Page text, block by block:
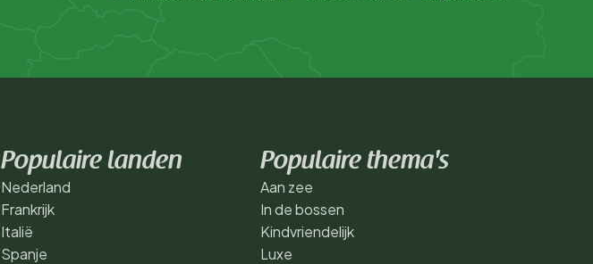
Populaire landen
Nederland
Frankrijk
Italië
Spanje
Populaire thema's
Aan zee
In de bossen
Kindvriendelijk
Luxe